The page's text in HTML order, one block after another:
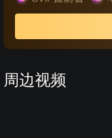
周边视频